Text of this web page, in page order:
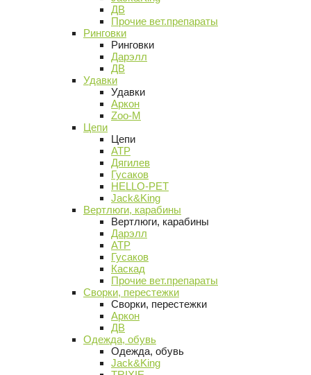
ДВ
Прочие вет.препараты
Ринговки
Ринговки
Дарэлл
ДВ
Удавки
Удавки
Аркон
Zoo-M
Цепи
Цепи
АТР
Дягилев
Гусаков
HELLO-PET
Jack&King
Вертлюги, карабины
Вертлюги, карабины
Дарэлл
АТР
Гусаков
Каскад
Прочие вет.препараты
Сворки, перестежки
Сворки, перестежки
Аркон
ДВ
Одежда, обувь
Одежда, обувь
Jack&King